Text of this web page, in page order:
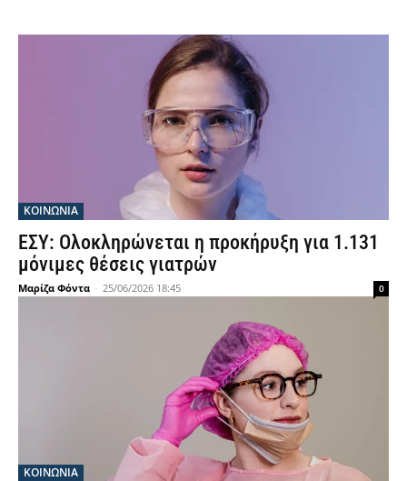
ΚΟΙΝΩΝΙΑ
ΕΣΥ: Ολοκληρώνεται η προκήρυξη για 1.131
μόνιμες θέσεις γιατρών
Μαρίζα Φόντα - 25/06/2026 18:45 0
ΚΟΙΝΩΝΙΑ